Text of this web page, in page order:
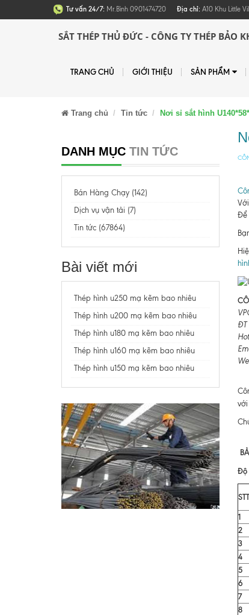
Tư vấn 24/7: Mr.Bình 0901474720 Địa chỉ: A10 Khu Little
SẮT THÉP THỦ ĐỨC - CÔNG TY THÉP BẢO
TRANG CHỦ GIỚI THIỆU SẢN PHẨM
Trang chủ Tin tức Nơi sỉ sắt hình
DANH MỤC TIN TỨC
Bán Hàng Chạy (142)
Dịch vụ vận tải (7)
Tin tức (67864)
Bài viết mới
Thép hình u250 mạ kẽm bao nhiêu
Thép hình u200 mạ kẽm bao nhiêu
Thép hình u180 mạ kẽm bao nhiêu
Thép hình u160 mạ kẽm bao nhiêu
Thép hình u150 mạ kẽm bao nhiêu
Để
ĐT
Độ
STT
1
2
3
4
5
6
7
8